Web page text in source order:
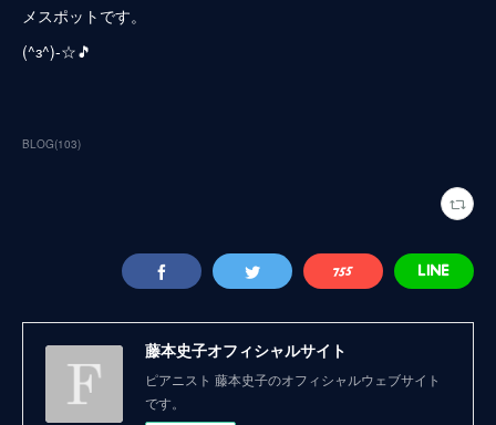
メスポットです。
(^з^)-☆🎵
BLOG(103)
藤本史子オフィシャルサイト
ピアニスト 藤本史子のオフィシャルウェブサイト
です。